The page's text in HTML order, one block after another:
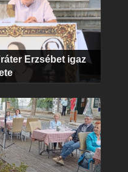
Erzsébet igaz